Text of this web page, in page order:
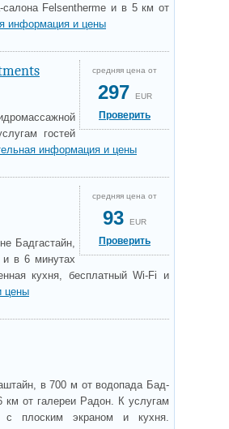
Felsentherme и в 5 км от
информация и цены
средняя цена от
297 EUR
Проверить
гостей
информация и цены
средняя цена от
93 EUR
Проверить
Бадгастайн,
и в 6 минутах
кухня, бесплатный Wi-Fi и
цены
в 700 м от водопада Бад-
км от галереи Радон. К услугам
с плоским экраном и кухня.